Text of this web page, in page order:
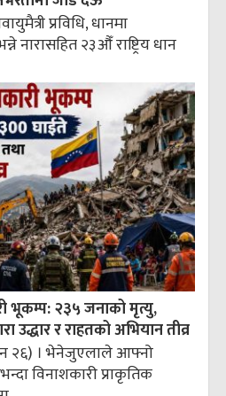
प्रविधि, धानमा
नारासहित २३औँ राष्ट्रिय धान
भूकम्प: २३५ जनाको मृत्यु,
उद्धार र राहतको अभियान तीव्र
२६) । भेनेजुएलाले आफ्नो
विनाशकारी प्राकृतिक